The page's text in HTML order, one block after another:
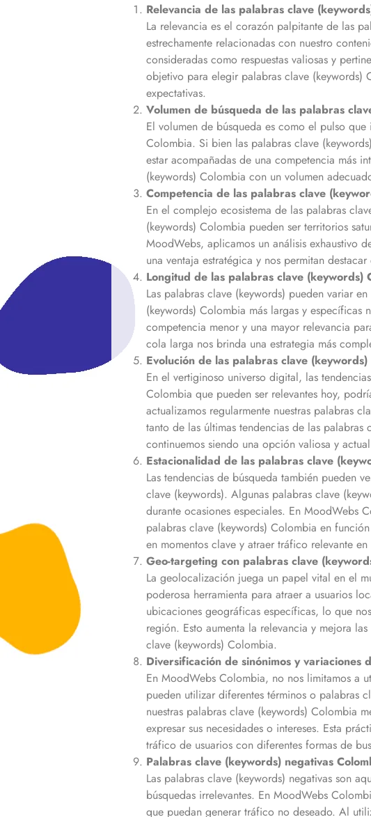
Relevancia de las palabras clave
La relevancia es el corazón palpitante de las
estrechamente relacionadas con nuestro
consideradas como respuestas valiosas y
objetivo para elegir palabras clave (keywords)
expectativas.
Volumen de búsqueda de las palabras
El volumen de búsqueda es como el pulso
Colombia. Si bien las palabras clave (keywords)
estar acompañadas de una competencia más
(keywords) Colombia con un volumen
Competencia de las palabras clave
En el complejo ecosistema de las palabras
(keywords) Colombia pueden ser territorios
MoodWebs, aplicamos un análisis exhaustivo
una ventaja estratégica y nos permitan
Longitud de las palabras clave (keywords)
Las palabras clave (keywords) pueden variar
(keywords) Colombia más largas y específicas
competencia menor y una mayor relevancia
cola larga nos brinda una estrategia más
Evolución de las palabras clave (keywords)
En el vertiginoso universo digital, las
Colombia que pueden ser relevantes hoy,
actualizamos regularmente nuestras palabras
tanto de las últimas tendencias de las palabras
continuemos siendo una opción valiosa y
Estacionalidad de las palabras clave
Las tendencias de búsqueda también pueden
clave (keywords). Algunas palabras clave
durante ocasiones especiales. En MoodWebs
palabras clave (keywords) Colombia en
en momentos clave y atraer tráfico relevante
Geo-targeting con palabras clave
La geolocalización juega un papel vital en el
poderosa herramienta para atraer a usuarios
ubicaciones geográficas específicas, lo que
región. Esto aumenta la relevancia y mejora
clave (keywords) Colombia.
Diversificación de sinónimos y variaciones
En MoodWebs Colombia, no nos limitamos a
pueden utilizar diferentes términos o palabras
nuestras palabras clave (keywords) Colombia
expresar sus necesidades o intereses. Esta
tráfico de usuarios con diferentes formas de
Palabras clave (keywords) negativas
Las palabras clave (keywords) negativas son
búsquedas irrelevantes. En MoodWebs
que puedan generar tráfico no deseado. Al